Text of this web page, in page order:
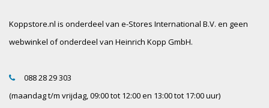
Koppstore.nl is onderdeel van e-Stores International B.V. en geen
webwinkel of onderdeel van Heinrich Kopp GmbH.
088 28 29 303
(maandag t/m vrijdag, 09:00 tot 12:00 en 13:00 tot 17:00 uur)